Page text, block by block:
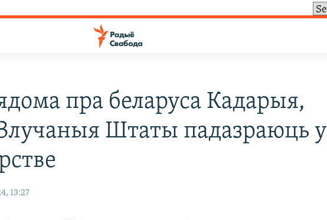
пра беларуса Кадарыя,
Штаты падазраюць у
13:27